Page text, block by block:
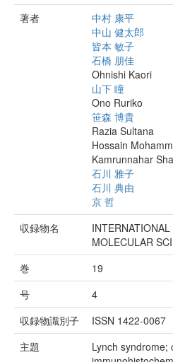
著者
中村 康平
中山 健太郎
皆本 敏子
石橋 朋佳
Ohnishi Kaori
山下 瞳
Ono Ruriko
笹森 博貴
Razia Sultana
Hossain
Kamrunnahar
石川 雅子
石川 典由
京 哲
収録物名
MOLECULAR
巻
19
号
4
収録物識別子
ISSN 1422-0067
主題
Lynch syndrome;